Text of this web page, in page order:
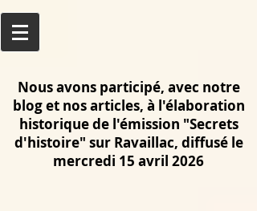
Nous avons participé, avec notre
blog et nos articles, à l'élaboration
historique de l'émission "Secrets
d'histoire" sur Ravaillac, diffusé le
mercredi 15 avril 2026